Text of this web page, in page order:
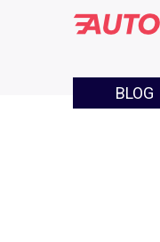
BLOG